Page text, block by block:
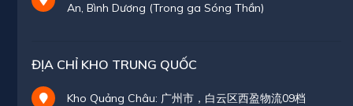
An, Bình Dương (Trong ga Sóng Thần)
ĐỊA CHỈ KHO TRUNG QUỐC
Kho Quảng Châu: 广州市，白云区西盈物流09档